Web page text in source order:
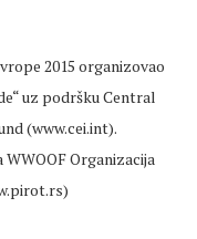
2015 organizovao
uz podršku Central
(www.cei.int).
Organizacija